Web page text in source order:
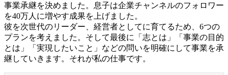
事業承継を決めました。息子は企業チャンネルのフォロワー
を40万人に増やす成果を上げました。
彼を次世代のリーダー、経営者としてに育てるため、6つの
プランを考えました。そして最後に「志とは」「事業の目的
とは」「実現したいこと」などの問いを明確にして事業を承
継していきます。それが私の仕事です。